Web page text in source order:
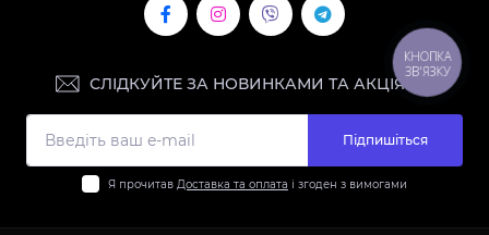
СЛІДКУЙТЕ ЗА НОВИНКАМИ ТА АКЦІЯМИ:
Підпишіться
Я прочитав Доставка та оплата і згоден з вимогами
КНОПКА
ЗВ'ЯЗКУ